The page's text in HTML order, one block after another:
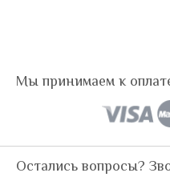
Мы принимаем к
Остались вопросы?